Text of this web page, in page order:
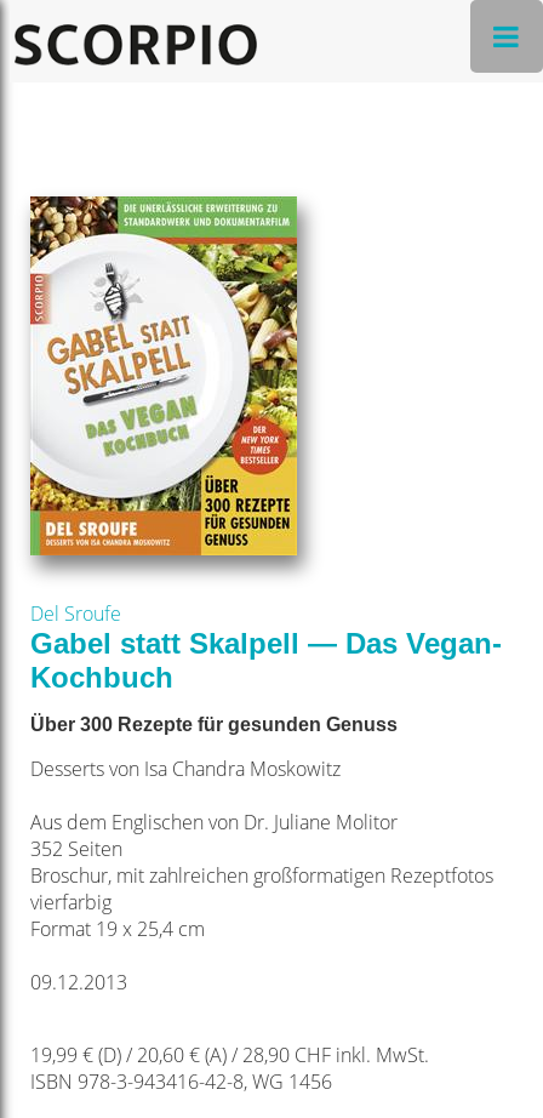
Del Sroufe
Gabel statt Skalpell — Das Vegan-
Kochbuch
Über 300 Rezepte für gesunden Genuss
Desserts von Isa Chandra Moskowitz
Aus dem Englischen von Dr. Juliane Molitor
352 Seiten
Broschur, mit zahlreichen großformatigen Rezeptfotos
vierfarbig
Format 19 x 25,4 cm
09.12.2013
19,99 € (D) / 20,60 € (A) / 28,90 CHF inkl. MwSt.
ISBN 978-3-943416-42-8, WG 1456